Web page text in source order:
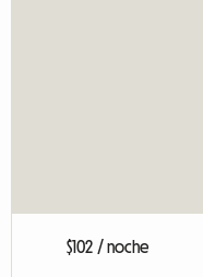
$102 / noche